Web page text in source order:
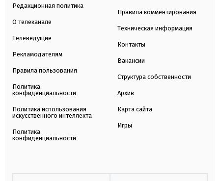
Редакционная политика
О телеканале
Телеведущие
Рекламодателям
Правила пользования
Политика
конфиденциальности
Политика использования
искусственного интеллекта
Политика
конфиденциальности
Правила комментирования
Техническая информация
Контакты
Вакансии
Структура собственности
Архив
Карта сайта
Игры